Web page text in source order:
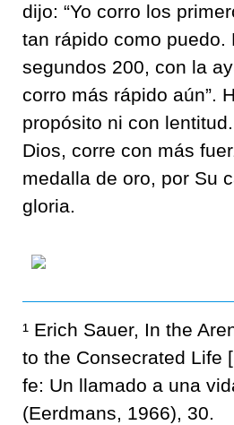
dijo: “Yo corro los
tan rápido como puedo.
segundos 200, con la
corro más rápido aún”.
propósito ni con
Dios, corre con más
medalla de oro, por Su
gloria.
¹ Erich Sauer, In the
to the Consecrated Life
fe: Un llamado a una
(Eerdmans, 1966), 30.